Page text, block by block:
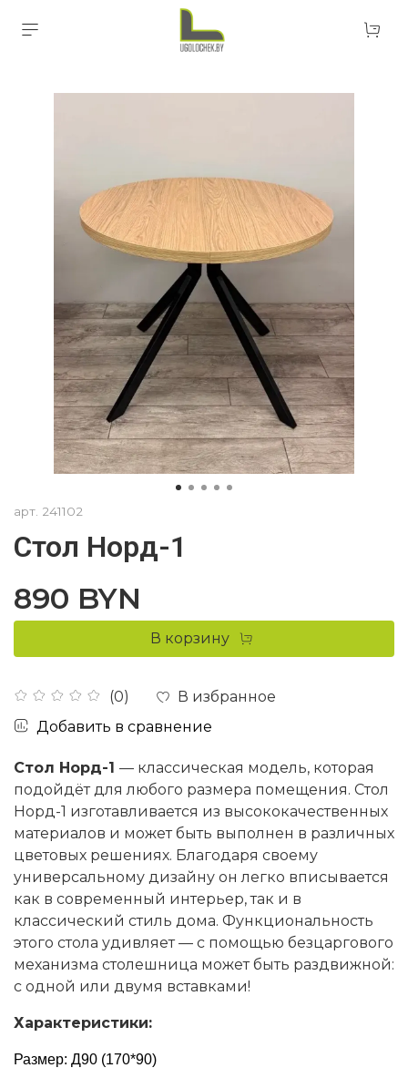
арт. 241102
Стол Норд-1
(0)
В избранное
Добавить в сравнение
890 BYN
В корзину
Стол Норд-1 — классическая модель, которая
подойдёт для любого размера помещения. Стол
Норд-1 изготавливается из высококачественных
материалов и может быть выполнен в различных
цветовых решениях. Благодаря своему
универсальному дизайну он легко вписывается
как в современный интерьер, так и в
классический стиль дома. Функциональность
этого стола удивляет — с помощью безцаргового
механизма столешница может быть раздвижной:
с одной или двумя вставками!
Характеристики:
Размер: Д90 (170*90)